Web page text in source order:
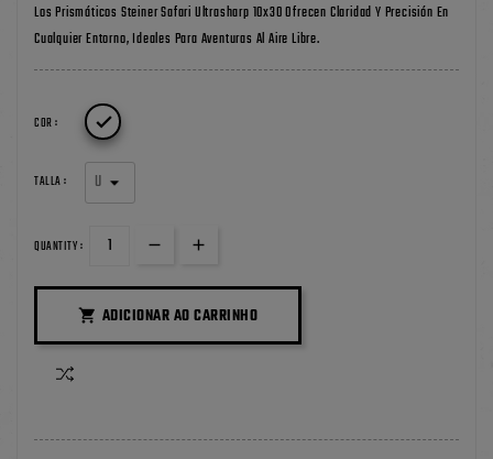
Los Prismáticos Steiner Safari Ultrasharp 10x30 Ofrecen Claridad Y Precisión En
Cualquier Entorno, Ideales Para Aventuras Al Aire Libre.
COR : 
TALLA :
QUANTITY :
 ADICIONAR AO CARRINHO